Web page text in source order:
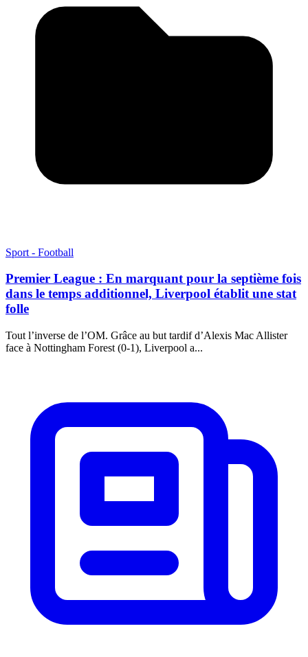
Sport - Football
Premier League : En marquant pour la septième fois
dans le temps additionnel, Liverpool établit une stat
folle
Tout l’inverse de l’OM. Grâce au but tardif d’Alexis Mac Allister
face à Nottingham Forest (0-1), Liverpool a...